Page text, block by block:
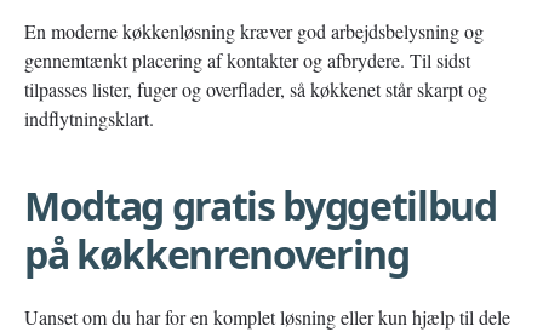
En moderne køkkenløsning kræver god arbejdsbelysning og
gennemtænkt placering af kontakter og afbrydere. Til sidst
tilpasses lister, fuger og overflader, så køkkenet står skarpt og
indflytningsklart.
Modtag gratis byggetilbud
på køkkenrenovering
Uanset om du har for en komplet løsning eller kun hjælp til dele